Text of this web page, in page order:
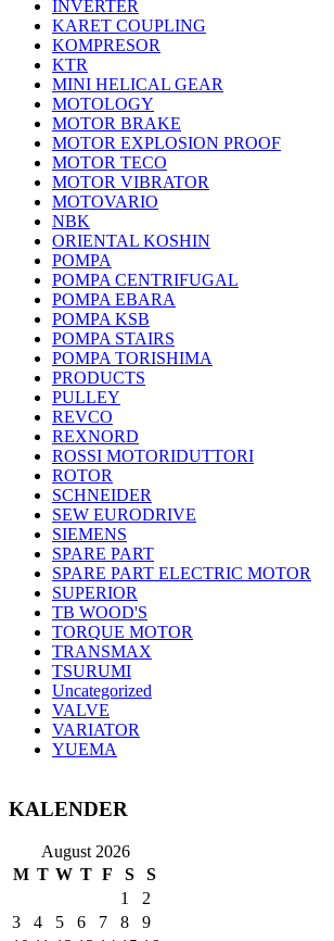
INVERTER
KARET COUPLING
KOMPRESOR
KTR
MINI HELICAL GEAR
MOTOLOGY
MOTOR BRAKE
MOTOR EXPLOSION PROOF
MOTOR TECO
MOTOR VIBRATOR
MOTOVARIO
NBK
ORIENTAL KOSHIN
POMPA
POMPA CENTRIFUGAL
POMPA EBARA
POMPA KSB
POMPA STAIRS
POMPA TORISHIMA
PRODUCTS
PULLEY
REVCO
REXNORD
ROSSI MOTORIDUTTORI
ROTOR
SCHNEIDER
SEW EURODRIVE
SIEMENS
SPARE PART
SPARE PART ELECTRIC MOTOR
SUPERIOR
TB WOOD'S
TORQUE MOTOR
TRANSMAX
TSURUMI
Uncategorized
VALVE
VARIATOR
YUEMA
KALENDER
August 2026
M T W T F S
S
1
2
3
4 5 6 7 8
9